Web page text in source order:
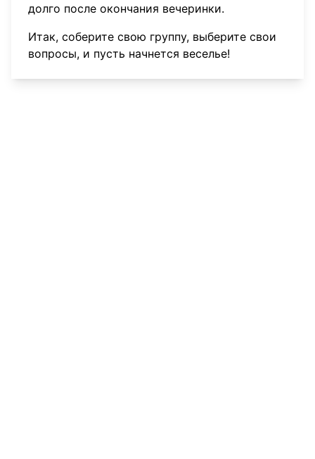
долго после окончания вечеринки.
Итак, соберите свою группу, выберите свои
вопросы, и пусть начнется веселье!